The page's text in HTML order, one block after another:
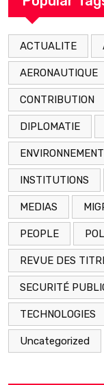
ACTUALITE
AERONAUTIQUE
CONTRIBUTION
DIPLOMATIE
ENVIRONNEMENT
INSTITUTIONS
MEDIAS
PEOPLE
REVUE DES
SECURITÉ
TECHNOLOGIES
Uncategorized